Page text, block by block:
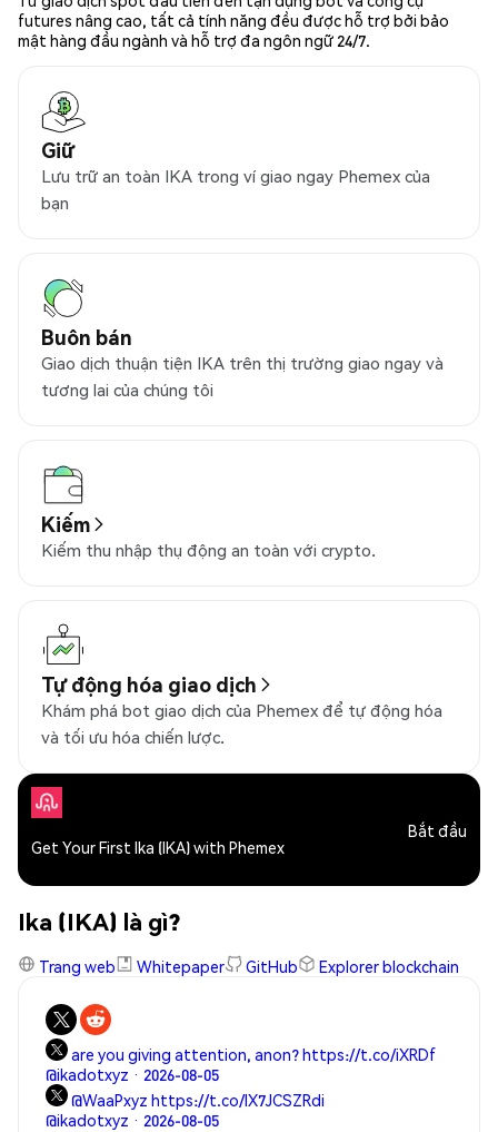
futures nâng cao, tất cả tính năng đều được hỗ trợ bởi bảo
mật hàng đầu ngành và hỗ trợ đa ngôn ngữ 24/7.
Giữ
Lưu trữ an toàn IKA trong ví giao ngay Phemex của
bạn
Buôn bán
Giao dịch thuận tiện IKA trên thị trường giao ngay và
tương lai của chúng tôi
Kiếm
Kiếm thu nhập thụ động an toàn với crypto.
Tự động hóa giao dịch
Khám phá bot giao dịch của Phemex để tự động hóa
và tối ưu hóa chiến lược.
Get Your First Ika (IKA) with Phemex
Bắt đầu
Ika (IKA) là gì?
Trang web Whitepaper GitHub Explorer blockchain
are you giving attention, anon? https://t.co/iXRDf
@ikadotxyz · 2026-08-05
@WaaPxyz https://t.co/IX7JCSZRdi
@ikadotxyz · 2026-08-05